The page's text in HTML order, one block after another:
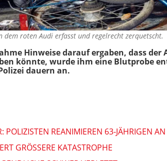
dem roten Audi erfasst und regelrecht
Hinweise darauf ergaben, dass der
könnte, wurde ihm eine Blutprobe
dauern an.
POLIZISTEN REANIMIEREN 63-JÄHRIGEN
GRÖSSERE KATASTROPHE